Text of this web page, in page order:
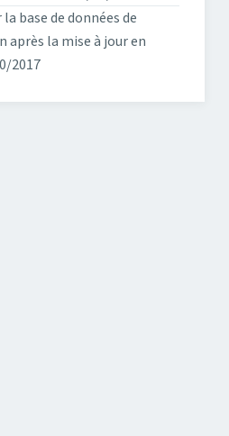
base de données de
après la mise à jour en
2017